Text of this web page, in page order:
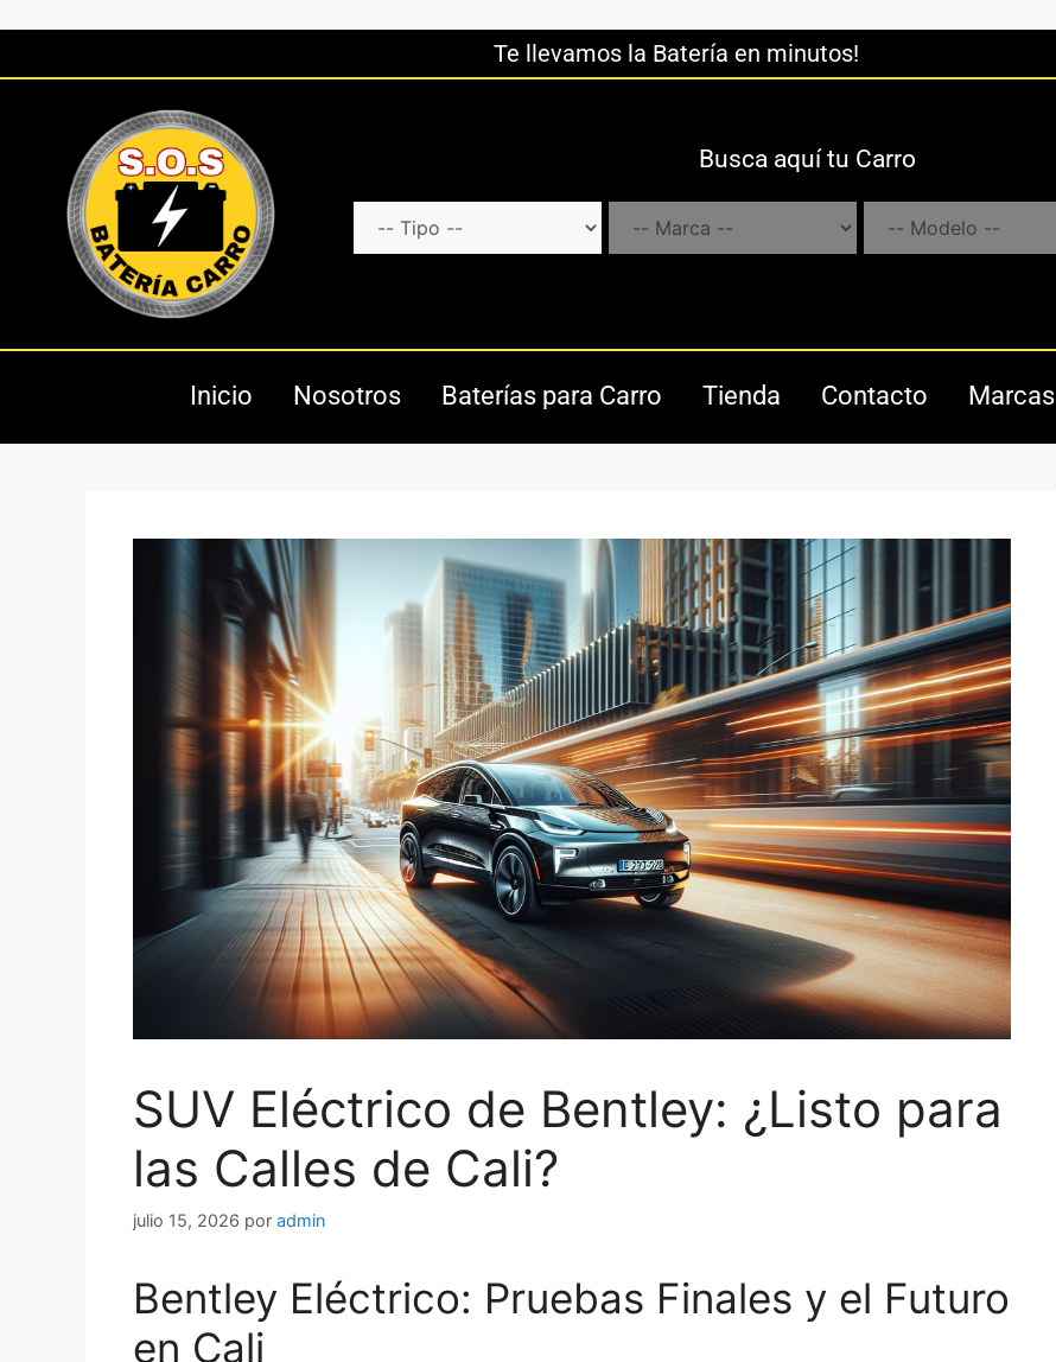
Te llevamos la Batería en minutos!
Busca aquí tu Carro
Inicio Nosotros Baterías para Carro Tienda Contacto Marcas
SUV Eléctrico de Bentley: ¿Listo para
las Calles de Cali?
julio 15, 2026 por admin
Bentley Eléctrico: Pruebas Finales y el Futuro
en Cali